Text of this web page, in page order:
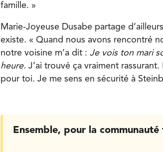
famille. »
Marie-Joyeuse Dusabe partage
existe. « Quand nous avons rencontré
notre voisine m’a dit : Je vois ton mari
heure. J’ai trouvé ça vraiment
pour toi. Je me sens en sécurité à
Ensemble, pour la